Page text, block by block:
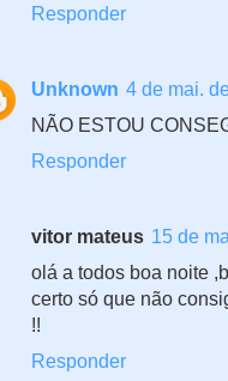
Responder
Unknown 4 de mai.
NÃO ESTOU
Responder
vitor mateus 15 de
olá a todos boa noite
certo só que não
!!
Responder